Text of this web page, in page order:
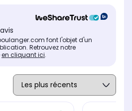
font l'objet d'un
Retrouvez notre
en cliquant ici.